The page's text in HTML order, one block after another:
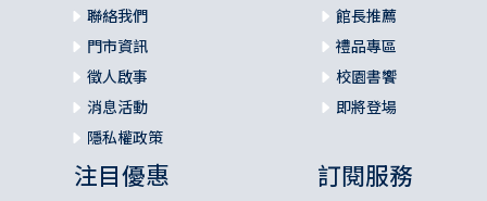
衛的帳幕」這一章給了我們極大的提醒與幫助：每座城市的
每一個教會都應當按著神所賜的特質，用屬於自己的獨特方
更多空間。我們若真願為祂預備安歇之所，那些疲乏與破碎
的人，也將因此前來，在祂裡面得著安息。我深信，你我透
過這本書，將會挖掘到神對你我預備的獨特寶藏。
──胡發宗牧師，基隆教會主任牧師
聯絡我們
門市資訊
徵人啟事
消息活動
隱私權政策
館長推薦
禮品專區
校園書饗
即將登場
注目優惠 訂閱服務